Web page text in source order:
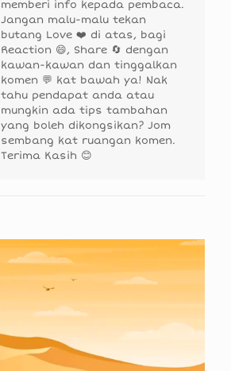
memberi info kepada pembaca.
Jangan malu-malu tekan
butang Love ❤️ di atas, bagi
Reaction 😄, Share 🔄 dengan
kawan-kawan dan tinggalkan
komen 💬 kat bawah ya! Nak
tahu pendapat anda atau
mungkin ada tips tambahan
yang boleh dikongsikan? Jom
sembang kat ruangan komen.
Terima Kasih 😊